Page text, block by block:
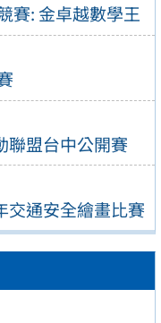
賽: 金卓越數學王
聯盟台中公開賽
交通安全繪畫比賽